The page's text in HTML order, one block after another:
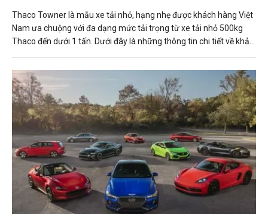
Thaco Towner là mẫu xe tải nhỏ, hạng nhẹ được khách hàng Việt
Nam ưa chuộng với đa dạng mức tải trọng từ xe tải nhỏ 500kg
Thaco đến dưới 1 tấn. Dưới đây là những thông tin chi tiết về khả